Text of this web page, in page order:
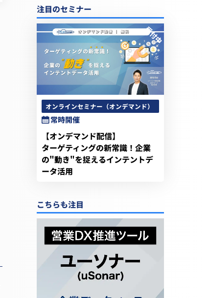
注目のセミナー
オンラインセミナー（オンデマンド）
常時開催
【オンデマンド配信】
ターゲティングの新常識！企業
の"動き"を捉えるインテントデ
ータ活用
こちらも注目